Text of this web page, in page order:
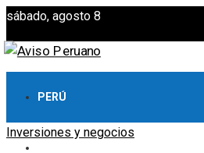
sábado, agosto 8
PERÚ
Inversiones y negocios